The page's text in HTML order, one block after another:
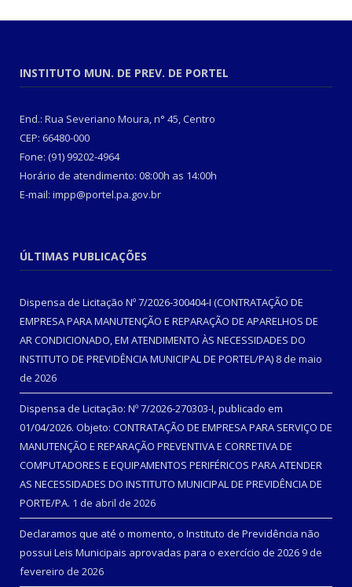
INSTITUTO MUN. DE PREV. DE PORTEL
End.: Rua Severiano Moura, n° 45, Centro
CEP: 66480-000
Fone: (91) 99202-4964
Horário de atendimento: 08:00h as 14:00h
E-mail: impp@portel.pa.gov.br
ÚLTIMAS PUBLICAÇÕES
Dispensa de Licitação Nº 7/2026-300404-I (CONTRATAÇÃO DE
EMPRESA PARA MANUTENÇÃO E REPARAÇÃO DE APARELHOS DE
AR CONDICIONADO, EM ATENDIMENTO ÀS NECESSIDADES DO
INSTITUTO DE PREVIDÊNCIA MUNICIPAL DE PORTEL/PA) 8 de maio
de 2026
Dispensa de Licitação: Nº 7/2026-270303-I, publicado em
01/04/2026. Objeto: CONTRATAÇÃO DE EMPRESA PARA SERVIÇO DE
MANUTENÇÃO E REPARAÇÃO PREVENTIVA E CORRETIVA DE
COMPUTADORES E EQUIPAMENTOS PERIFÉRICOS PARA ATENDER
AS NECESSIDADES DO INSTITUTO MUNICIPAL DE PREVIDÊNCIA DE
PORTE/PA. 1 de abril de 2026
Declaramos que até o momento, o Instituto de Previdência não
possui Leis Municipais aprovadas para o exercício de 2026 9 de
fevereiro de 2026